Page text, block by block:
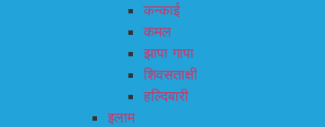
कन्काई
कमल
झापा गापा
शिवसताक्षी
हल्दिबारी
इलाम